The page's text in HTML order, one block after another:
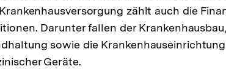
zählt auch die
Darunter fallen der
sowie die
Geräte.